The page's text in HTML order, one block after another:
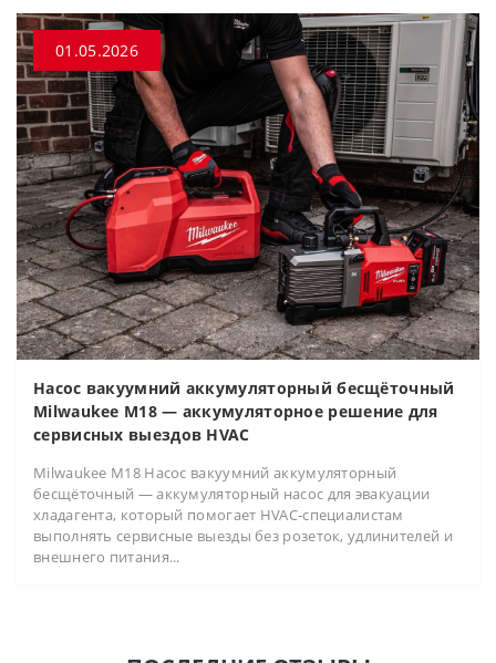
01.05.2026
Насос вакуумний аккумуляторный бесщёточный
Milwaukee M18 — аккумуляторное решение для
сервисных выездов HVAC
Milwaukee M18 Насос вакуумний аккумуляторный
бесщёточный — аккумуляторный насос для эвакуации
хладагента, который помогает HVAC-специалистам
выполнять сервисные выезды без розеток, удлинителей и
внешнего питания...